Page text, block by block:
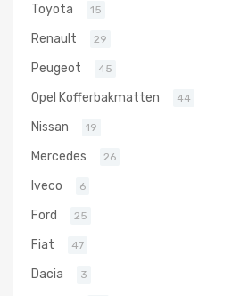
Toyota 15
Renault 29
Peugeot 45
Opel Kofferbakmatten 44
Nissan 19
Mercedes 26
Iveco 6
Ford 25
Fiat 47
Dacia 3